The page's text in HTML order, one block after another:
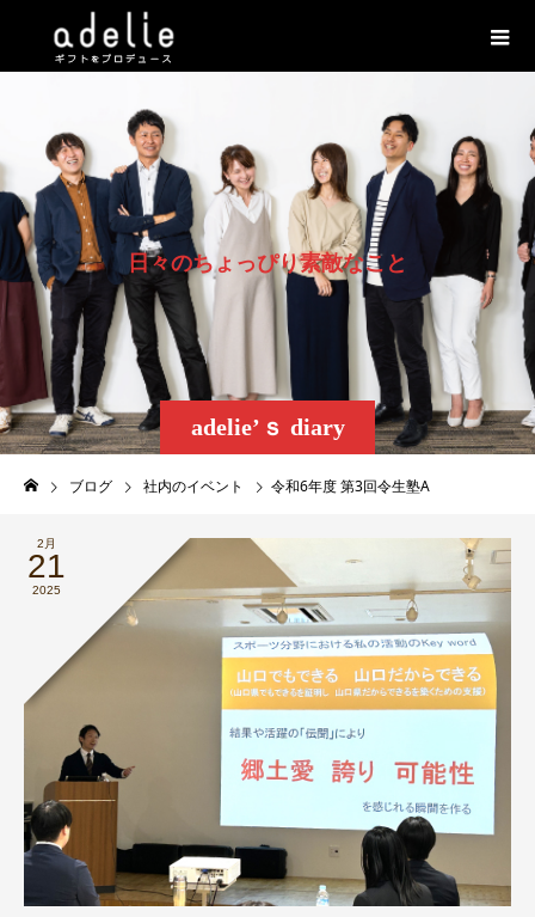
adelie’ｓ diary
日々のちょ っぴり素敵なこ と
ブログ 社内のイベント 令和6年度 第3回令生塾A
2月
21
2025